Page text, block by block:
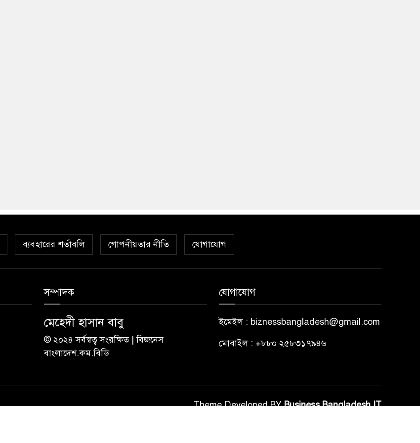
ব্যবহারের শর্তাবলি গোপনীয়তার নীতি যোগাযোগ
সম্পাদক
মেহেদী হাসান বাবু
© ২০২৪ সর্বস্বত্ব সংরক্ষিত | বিজনেস
বাংলাদেশ.কম.বিডি
যোগাযোগ
ইমেইল : biznessbangladesh@gmail.com
মোবাইল : +৮৮০ ২৫৮৩১৭৯৪৬
Theme Developed BYBusiness Bangladesh IT